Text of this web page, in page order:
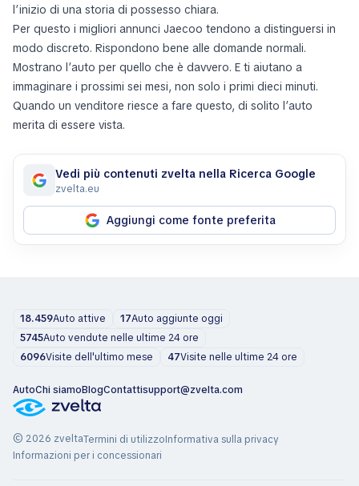
l’inizio di una storia di possesso chiara.
Per questo i migliori annunci Jaecoo tendono a distinguersi in
modo discreto. Rispondono bene alle domande normali.
Mostrano l’auto per quello che è davvero. E ti aiutano a
immaginare i prossimi sei mesi, non solo i primi dieci minuti.
Quando un venditore riesce a fare questo, di solito l’auto
merita di essere vista.
Vedi più contenuti zvelta nella Ricerca Google
zvelta.eu
Aggiungi come fonte preferita
18.459Auto attive 17Auto aggiunte oggi
5745Auto vendute nelle ultime 24 ore
6096Visite dell'ultimo mese 47Visite nelle ultime 24 ore
AutoChi siamoBlogContattisupport@zvelta.com
© 2026 zveltaTermini di utilizzoInformativa sulla privacy
Informazioni per i concessionari